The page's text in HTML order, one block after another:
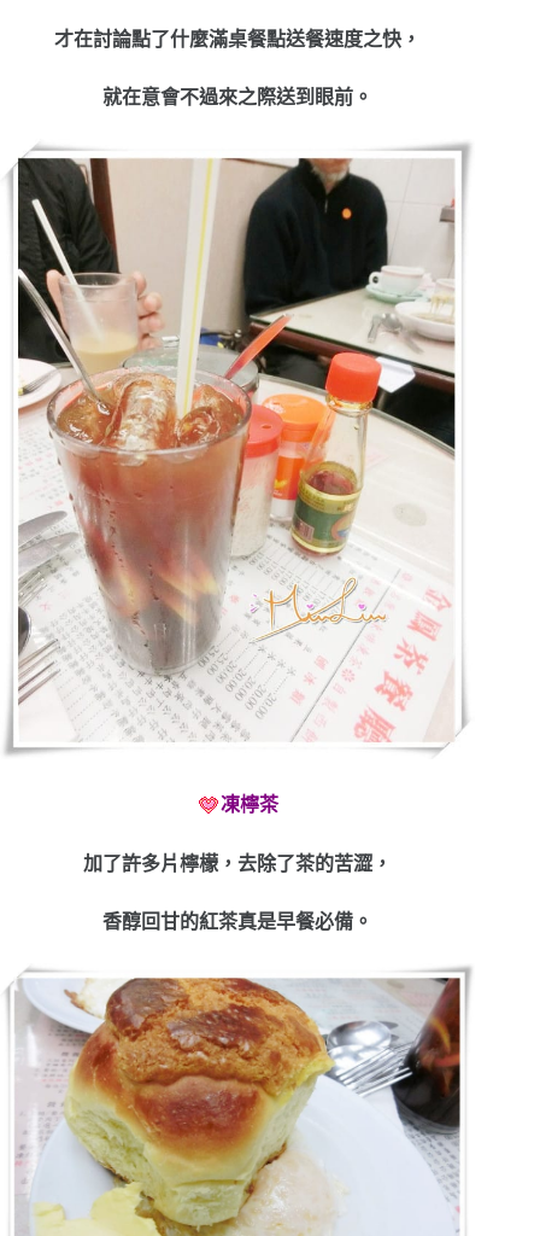
才在討論點了什麼滿桌餐點送餐速度之快，
就在意會不過來之際送到眼前。
凍檸茶
加了許多片檸檬，去除了茶的苦澀，
香醇回甘的紅茶真是早餐必備。